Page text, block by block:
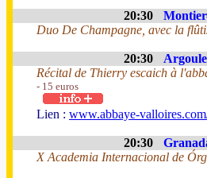
20:30
Duo De Champagne, avec la
20:30
Récital de Thierry escaich à
- 15 euros
Lien : www.abbaye-
20:30
X Academia Internacional de